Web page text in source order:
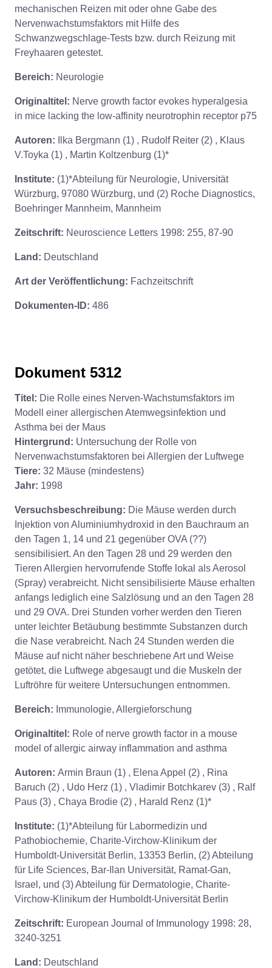
mechanischen Reizen mit oder ohne Gabe des
Nervenwachstumsfaktors mit Hilfe des
Schwanzwegschlage-Tests bzw. durch Reizung mit
Freyhaaren getestet.
Bereich: Neurologie
Originaltitel: Nerve growth factor evokes hyperalgesia
in mice lacking the low-affinity neurotrophin receptor p75
Autoren:
Ilka Bergmann (1) , Rudolf Reiter (2) , Klaus
V.Toyka (1) , Martin Koltzenburg (1)*
Institute: (1)*Abteilung für Neurologie, Universität
Würzburg, 97080 Würzburg, und (2) Roche Diagnostics,
Boehringer Mannheim, Mannheim
Zeitschrift: Neuroscience Letters 1998: 255, 87-90
Land: Deutschland
Art der Veröffentlichung: Fachzeitschrift
Dokumenten-ID: 486
Dokument 5312
Titel: Die Rolle eines Nerven-Wachstumsfaktors im
Modell einer allergischen Atemwegsinfektion und
Asthma bei der Maus
Hintergrund: Untersuchung der Rolle von
Nervenwachstumsfaktoren bei Allergien der Luftwege
Tiere: 32 Mäuse (mindestens)
Jahr: 1998
Versuchsbeschreibung: Die Mäuse werden durch
Injektion von Aluminiumhydroxid in den Bauchraum an
den Tagen 1, 14 und 21 gegenüber OVA (??)
sensibilisiert. An den Tagen 28 und 29 werden den
Tieren Allergien hervorrufende Stoffe lokal als Aerosol
(Spray) verabreicht. Nicht sensibilisierte Mäuse erhalten
anfangs lediglich eine Salzlösung und an den Tagen 28
und 29 OVA. Drei Stunden vorher werden den Tieren
unter leichter Betäubung bestimmte Substanzen durch
die Nase verabreicht. Nach 24 Stunden werden die
Mäuse auf nicht näher beschriebene Art und Weise
getötet, die Luftwege abgesaugt und die Muskeln der
Luftröhre für weitere Untersuchungen entnommen.
Bereich: Immunologie, Allergieforschung
Originaltitel: Role of nerve growth factor in a mouse
model of allergic airway inflammation and asthma
Autoren: Armin Braun (1) , Elena Appel (2) , Rina
Baruch (2) , Udo Herz (1) , Vladimir Botchkarev (3) , Ralf
Paus (3) , Chaya Brodie (2) , Harald Renz (1)*
Institute: (1)*Abteilung für Labormedizin und
Pathobiochemie, Charite-Virchow-Klinikum der
Humboldt-Universität Berlin, 13353 Berlin, (2) Abteilung
für Life Sciences, Bar-Ilan Universität, Ramat-Gan,
Israel, und (3) Abteilung für Dermatologie, Charite-
Virchow-Klinikum der Humboldt-Universität Berlin
Zeitschrift: European Journal of Immunology 1998: 28,
3240-3251
Land: Deutschland